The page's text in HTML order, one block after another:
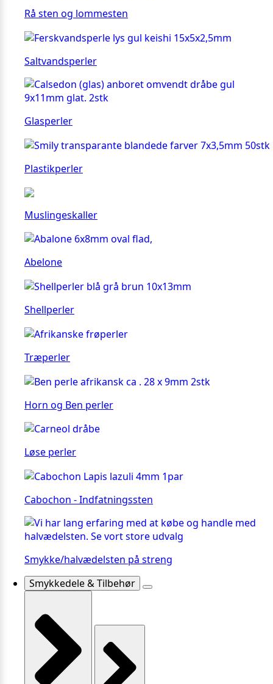
Rå sten og lommesten
Saltvandsperler
Glasperler
Plastikperler
Muslingeskaller
Abelone
Shellperler
Træperler
Horn og Ben perler
Løse perler
Cabochon - Indfatningssten
Smykke/halvædelsten på streng
Smykkedele & Tilbehør